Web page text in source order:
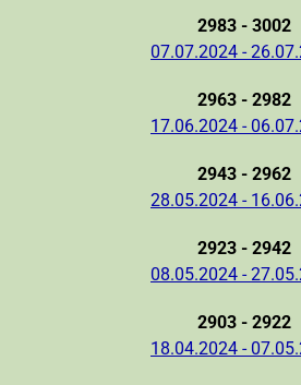
2983 - 3002
07.07.2024 -
2963 - 2982
17.06.2024 -
2943 - 2962
28.05.2024 -
2923 - 2942
08.05.2024 -
2903 - 2922
18.04.2024 -